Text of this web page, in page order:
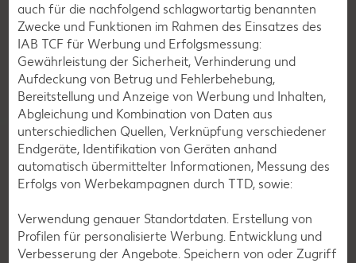
Biber Woody
auch für die nachfolgend schlagwortartig benannten
Zwecke und Funktionen im Rahmen des Einsatzes des
IAB TCF für Werbung und Erfolgsmessung:
Gewährleistung der Sicherheit, Verhinderung und
Aufdeckung von Betrug und Fehlerbehebung,
Bereitstellung und Anzeige von Werbung und Inhalten,
Abgleichung und Kombination von Daten aus
unterschiedlichen Quellen, Verknüpfung verschiedener
Endgeräte, Identifikation von Geräten anhand
automatisch übermittelter Informationen, Messung des
Erfolgs von Werbekampagnen durch TTD, sowie:
Verwendung genauer Standortdaten. Erstellung von
Profilen für personalisierte Werbung. Entwicklung und
Verbesserung der Angebote. Speichern von oder Zugriff